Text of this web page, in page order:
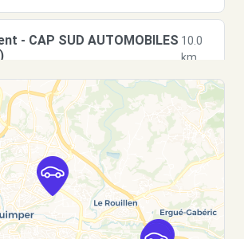
- CAP SUD AUTOMOBILES 10.0
km
- G. NEDELEC QUIMPER -
13.1
km
BREST